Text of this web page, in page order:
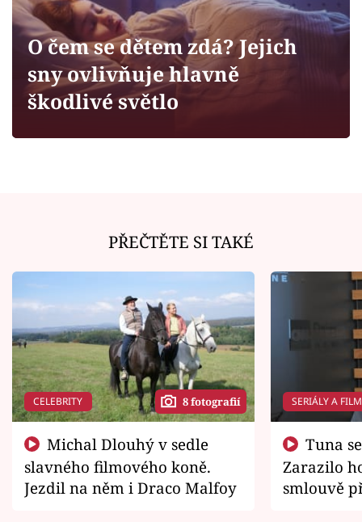
Sledujte prima+
Filmový festival Karlovy Vary
Sledujte nás
O čem se dětem zdá? Jejich
sny ovlivňuje hlavně
škodlivé světlo
PŘEČTĚTE SI TAKÉ
CELEBRITY 8 fotografií
slavného filmového koně.
Jezdil na něm i Draco Malfoy
SERIÁLY A
Zarazilo
smlouvě